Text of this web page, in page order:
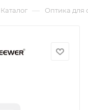
Каталог — Оптика для